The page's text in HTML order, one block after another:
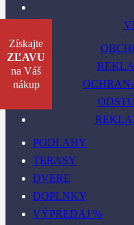
PODLAHY
TERASY
DVERE
DOPLNKY
VÝPREDAJ %
Získajte
ZĽAVU
na Váš
nákup